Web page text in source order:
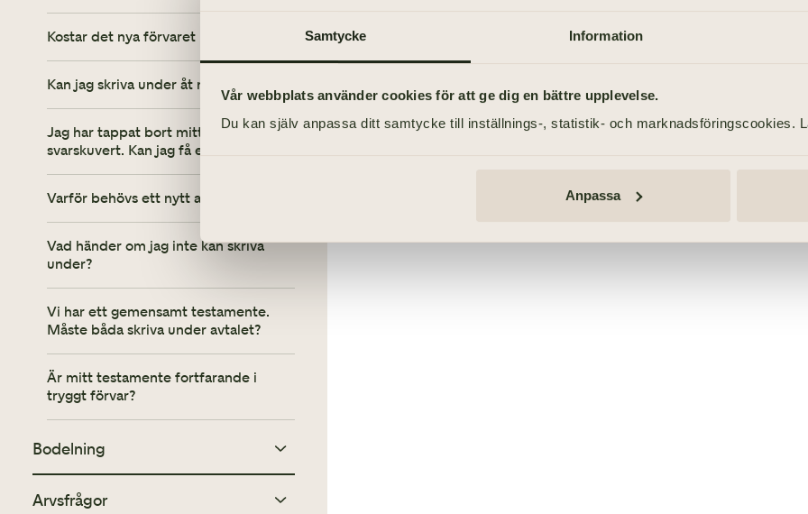
Samtycke Information
Vår webbplats använder cookies för att ge dig en bättre upplevelse.
Du kan själv anpassa ditt samtycke till inställnings-, statistik- och marknadsföringscookies.
Anpassa
Kostar det nya förvaret något?
Kan jag skriva under åt någon annan?
Jag har tappat bort mitt avtal eller
svarskuvert. Kan jag få ett nytt?
Varför behövs ett nytt avtal?
Vad händer om jag inte kan skriva
under?
Vi har ett gemensamt testamente.
Måste båda skriva under avtalet?
Är mitt testamente fortfarande i
tryggt förvar?
Bodelning
Vad innebär det att begära 12:2?
Arvsfrågor